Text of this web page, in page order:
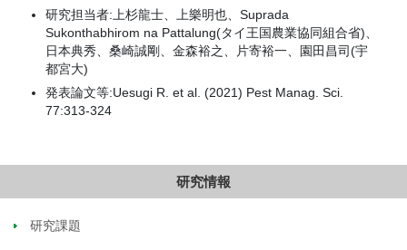
研究担当者:上杉龍士、上樂明也、Suprada
Sukonthabhirom na Pattalung(タイ王国農業協同組合省)、
日本典秀、桑崎誠剛、金森裕之、片寄裕一、園田昌司(宇
都宮大)
発表論文等:Uesugi R. et al. (2021) Pest Manag. Sci.
77:313-324
研究情報
研究課題